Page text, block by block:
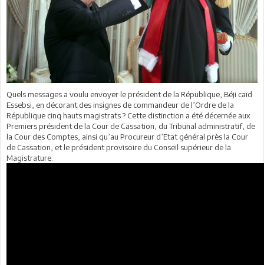
Quels messages a voulu envoyer le président de la République, Béji caïd
Essebsi, en décorant des insignes de commandeur de l’Ordre de la
République cinq hauts magistrats ? Cette distinction a été décernée aux
Premiers président de la Cour de Cassation, du Tribunal administratif, de
la Cour des Comptes, ainsi qu’au Procureur d’Etat général près la Cour
de Cassation, et le président provisoire du Conseil supérieur de la
Magistrature.